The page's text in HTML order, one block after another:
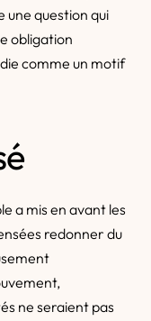
une question qui
obligation
comme un motif
a mis en avant les
redonner du
ne seraient pas